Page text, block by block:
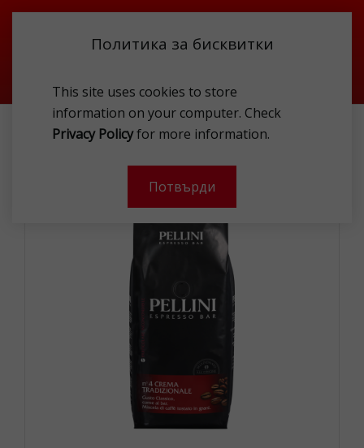
Политика за бисквитки
This site uses cookies to store
information on your computer. Check
Privacy Policyfor more information.
Потвърди
PELLINI NO:4 CREMA TRADIZIONALE 1KG BEANS